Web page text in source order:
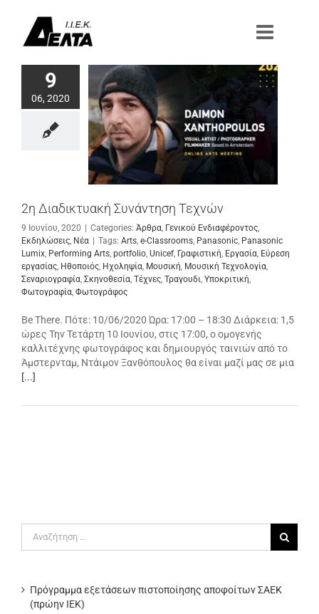
περιεχόμενο
9
06, 2020
2η Διαδικτυακή Συνάντηση Τεχνών
9 Ιουνίου, 2020 | Categories: Άρθρα Γενικού Ενδιαφέροντος
Εκδηλώσεις Νέα | Tags: Arts e-Classrooms Panasonic Panasonic
Lumix Performing Arts portfolio Unicef, Γραφιστική Εργασία Εύρεση
εργασίας Ηθοποιός Ηχοληψία Μουσική Μουσική Τεχνολογία
Σεναριογραφία Σκηνοθεσία Τέχνες Τραγουδι Υποκριτική
Φωτογραφία Φωτογράφος
Be There. Πότε: 10/06/2020 Ώρα: 17:00 – 18:30 Διάρκεια: 1,5
ώρες Την Τετάρτη 10 Ιουνίου, στις 17:00, ο ομογενής
καλλιτέχνης φωτογράφος και δημιουργός ταινιών από το
Άμστερνταμ, Ντάιμον Ξανθόπουλος θα είναι μαζί μας σε μια
[...]
Πρόγραμμα εξετάσεων πιστοποίησης αποφοίτων ΣΑΕΚ
(πρώην ΙΕΚ)